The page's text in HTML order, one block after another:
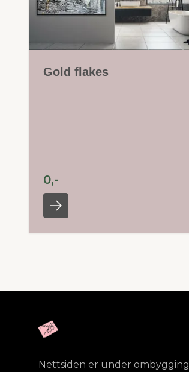
Gold flakes
0,-
Nettsiden er under ombygging